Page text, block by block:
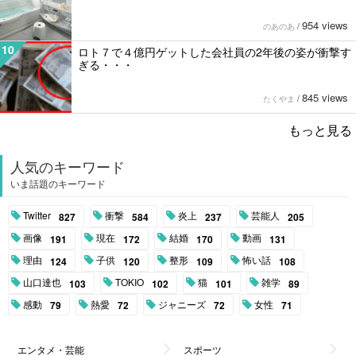
のあのあ / 954 views
10
ロト７で４億円ゲットした会社員の2年後の姿が衝撃す
ぎる・・・
たくやま / 845 views
もっと見る
人気のキーワード
いま話題のキーワード
Twitter 827 衝撃 584 炎上 237 芸能人 205
画像 191 現在 172 結婚 170 動画 131
理由 124 子供 120 整形 109 怖い話 108
山口達也 103 TOKIO 102 猫 101 雑学 89
感動 79 熱愛 72 ジャニーズ 72 女性 71
エンタメ・芸能 スポーツ